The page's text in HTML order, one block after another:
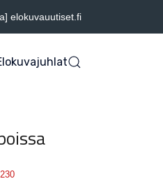
elokuvauutiset.fi